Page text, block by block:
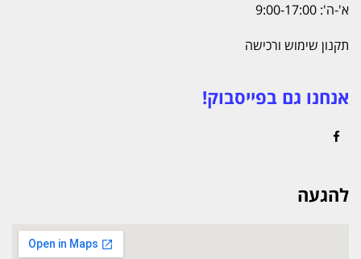
א'-ה': 9:00-17:00
תקנון שימוש ורכישה
אנחנו גם בפייסבוק!
להגעה